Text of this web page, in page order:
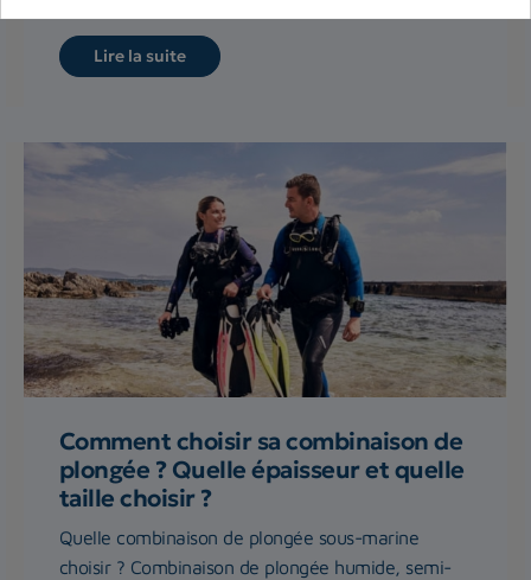
Lire la suite
Comment choisir sa combinaison de
plongée ? Quelle épaisseur et quelle
taille choisir ?
Quelle combinaison de plongée sous-marine
choisir ? Combinaison de plongée humide, semi-